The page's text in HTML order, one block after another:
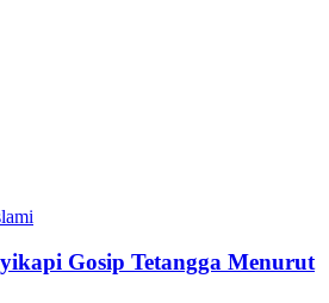
Gosip Tetangga Menurut